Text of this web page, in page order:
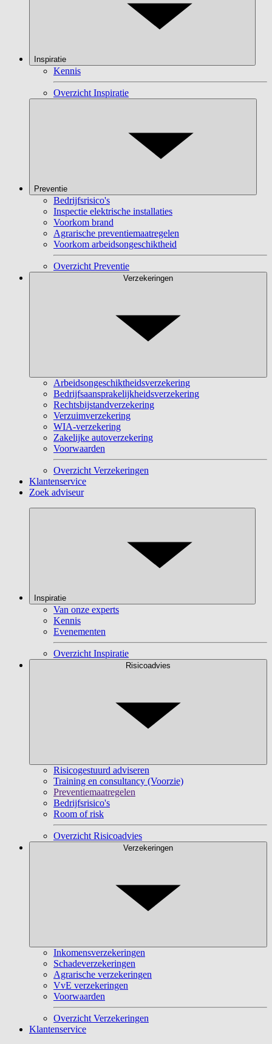
Inspiratie
Kennis
Overzicht Inspiratie
Preventie
Bedrijfsrisico's
Inspectie elektrische installaties
Voorkom brand
Agrarische preventiemaatregelen
Voorkom arbeidsongeschiktheid
Overzicht Preventie
Verzekeringen
Arbeidsongeschiktheidsverzekering
Bedrijfsaansprakelijkheidsverzekering
Rechtsbijstandverzekering
Verzuimverzekering
WIA-verzekering
Zakelijke autoverzekering
Voorwaarden
Overzicht Verzekeringen
Klantenservice
Zoek adviseur
Inspiratie
Van onze experts
Kennis
Evenementen
Overzicht Inspiratie
Risicoadvies
Risicogestuurd adviseren
Training en consultancy (Voorzie)
Preventiemaatregelen
Bedrijfsrisico's
Room of risk
Overzicht Risicoadvies
Verzekeringen
Inkomensverzekeringen
Schadeverzekeringen
Agrarische verzekeringen
VvE verzekeringen
Voorwaarden
Overzicht Verzekeringen
Klantenservice